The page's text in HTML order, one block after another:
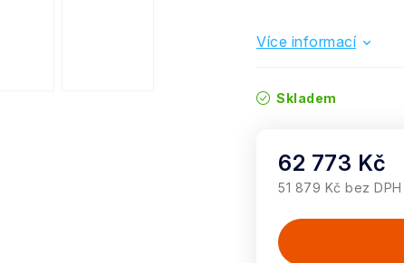
Více informací
Skladem
62 773 Kč
51 879 Kč bez DPH